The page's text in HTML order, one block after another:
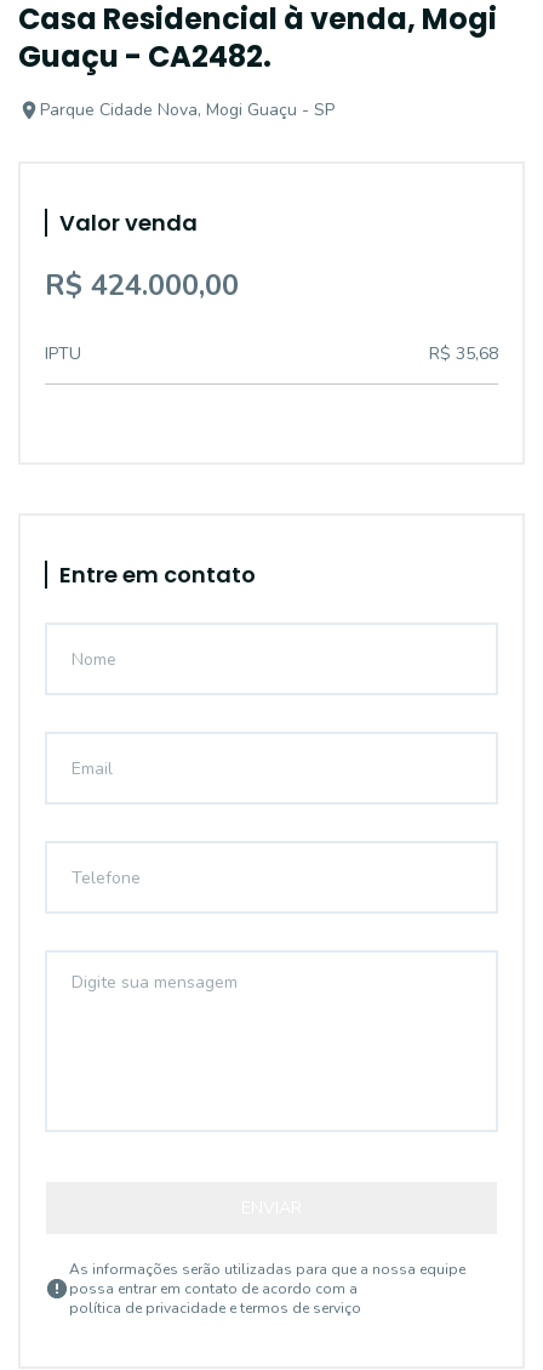
Casa Residencial à venda, Mogi
Guaçu - CA2482.
Parque Cidade Nova, Mogi Guaçu - SP
Valor venda
R$ 424.000,00
IPTU R$ 35,68
Entre em contato
As informações serão utilizadas para que a nossa equipe
possa entrar em contato de acordo com a
política de privacidade e termos de serviço